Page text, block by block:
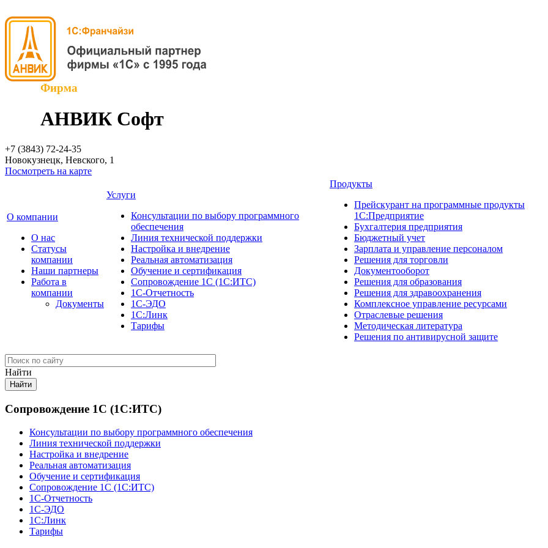
Фирма
АНВИК Софт
+7 (3843) 72-24-35
Новокузнецк, Невского, 1
Посмотреть на карте
О компании
О нас
Cтатусы
компании
Наши партнеры
Работа в
компании
Документы
Услуги
Консультации по выбору программного
обеспечения
Линия технической поддержки
Настройка и внедрение
Реальная автоматизация
Обучение и сертификация
Сопровождение 1С (1С:ИТС)
1С-Отчетность
1С-ЭДО
1С:Линк
Тарифы
Продукты
Прейскурант на программные продукты
1С:Предприятие
Бухгалтерия предприятия
Бюджетный учет
Зарплата и управление персоналом
Решения для торговли
Документооборот
Решения для образования
Решения для здравоохранения
Комплексное управление ресурсами
Отраслевые решения
Методическая литература
Решения по антивирусной защите
Найти
Сопровождение 1С (1С:ИТС)
Консультации по выбору программного обеспечения
Линия технической поддержки
Настройка и внедрение
Реальная автоматизация
Обучение и сертификация
Сопровождение 1С (1С:ИТС)
1С-Отчетность
1С-ЭДО
1С:Линк
Тарифы